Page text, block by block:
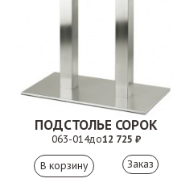
ПОДСТОЛЬЕ СОРОК
063-014до12 725 ₽
Заказ